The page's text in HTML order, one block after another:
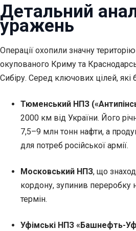
Детальний
уражень
Операції охопили значну
окупованого Криму та
Сибіру. Серед ключових цілей, які
Тюменський НПЗ
2000 км від України. Його
7,5–9 млн тонн нафти, а
для потреб російської армії.
Московський НПЗ, що
кордону, зупинив переробку
термін.
Уфімські НПЗ «Башнефть-